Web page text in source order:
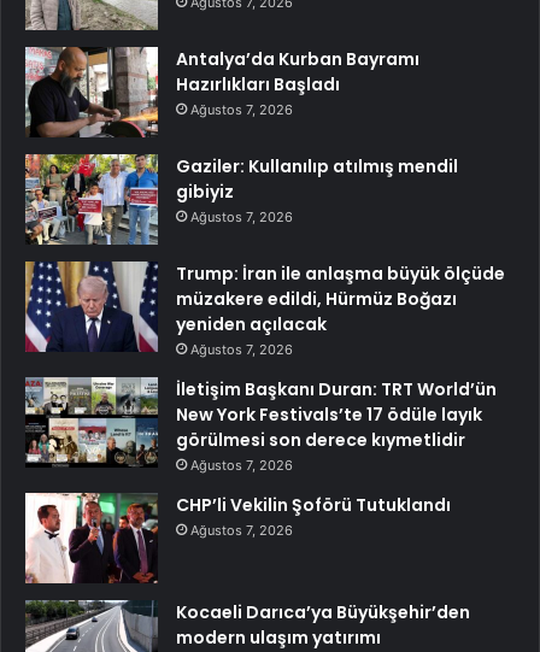
Antalya’da Kurban Bayramı
Hazırlıkları Başladı
Ağustos 7, 2026
Gaziler: Kullanılıp atılmış mendil
gibiyiz
Ağustos 7, 2026
Trump: İran ile anlaşma büyük ölçüde
müzakere edildi, Hürmüz Boğazı
yeniden açılacak
Ağustos 7, 2026
İletişim Başkanı Duran: TRT World’ün
New York Festivals’te 17 ödüle layık
görülmesi son derece kıymetlidir
Ağustos 7, 2026
CHP’li Vekilin Şoförü Tutuklandı
Ağustos 7, 2026
Kocaeli Darıca’ya Büyükşehir’den
modern ulaşım yatırımı